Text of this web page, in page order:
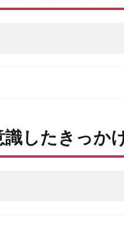
識したきっか